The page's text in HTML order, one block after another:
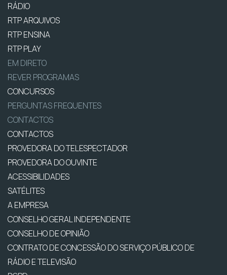
RÁDIO
RTP ARQUIVOS
RTP ENSINA
RTP PLAY
EM DIRETO
REVER PROGRAMAS
CONCURSOS
PERGUNTAS FREQUENTES
CONTACTOS
CONTACTOS
PROVEDORA DO TELESPECTADOR
PROVEDORA DO OUVINTE
ACESSIBILIDADES
SATÉLITES
A EMPRESA
CONSELHO GERAL INDEPENDENTE
CONSELHO DE OPINIÃO
CONTRATO DE CONCESSÃO DO SERVIÇO PÚBLICO DE
RÁDIO E TELEVISÃO